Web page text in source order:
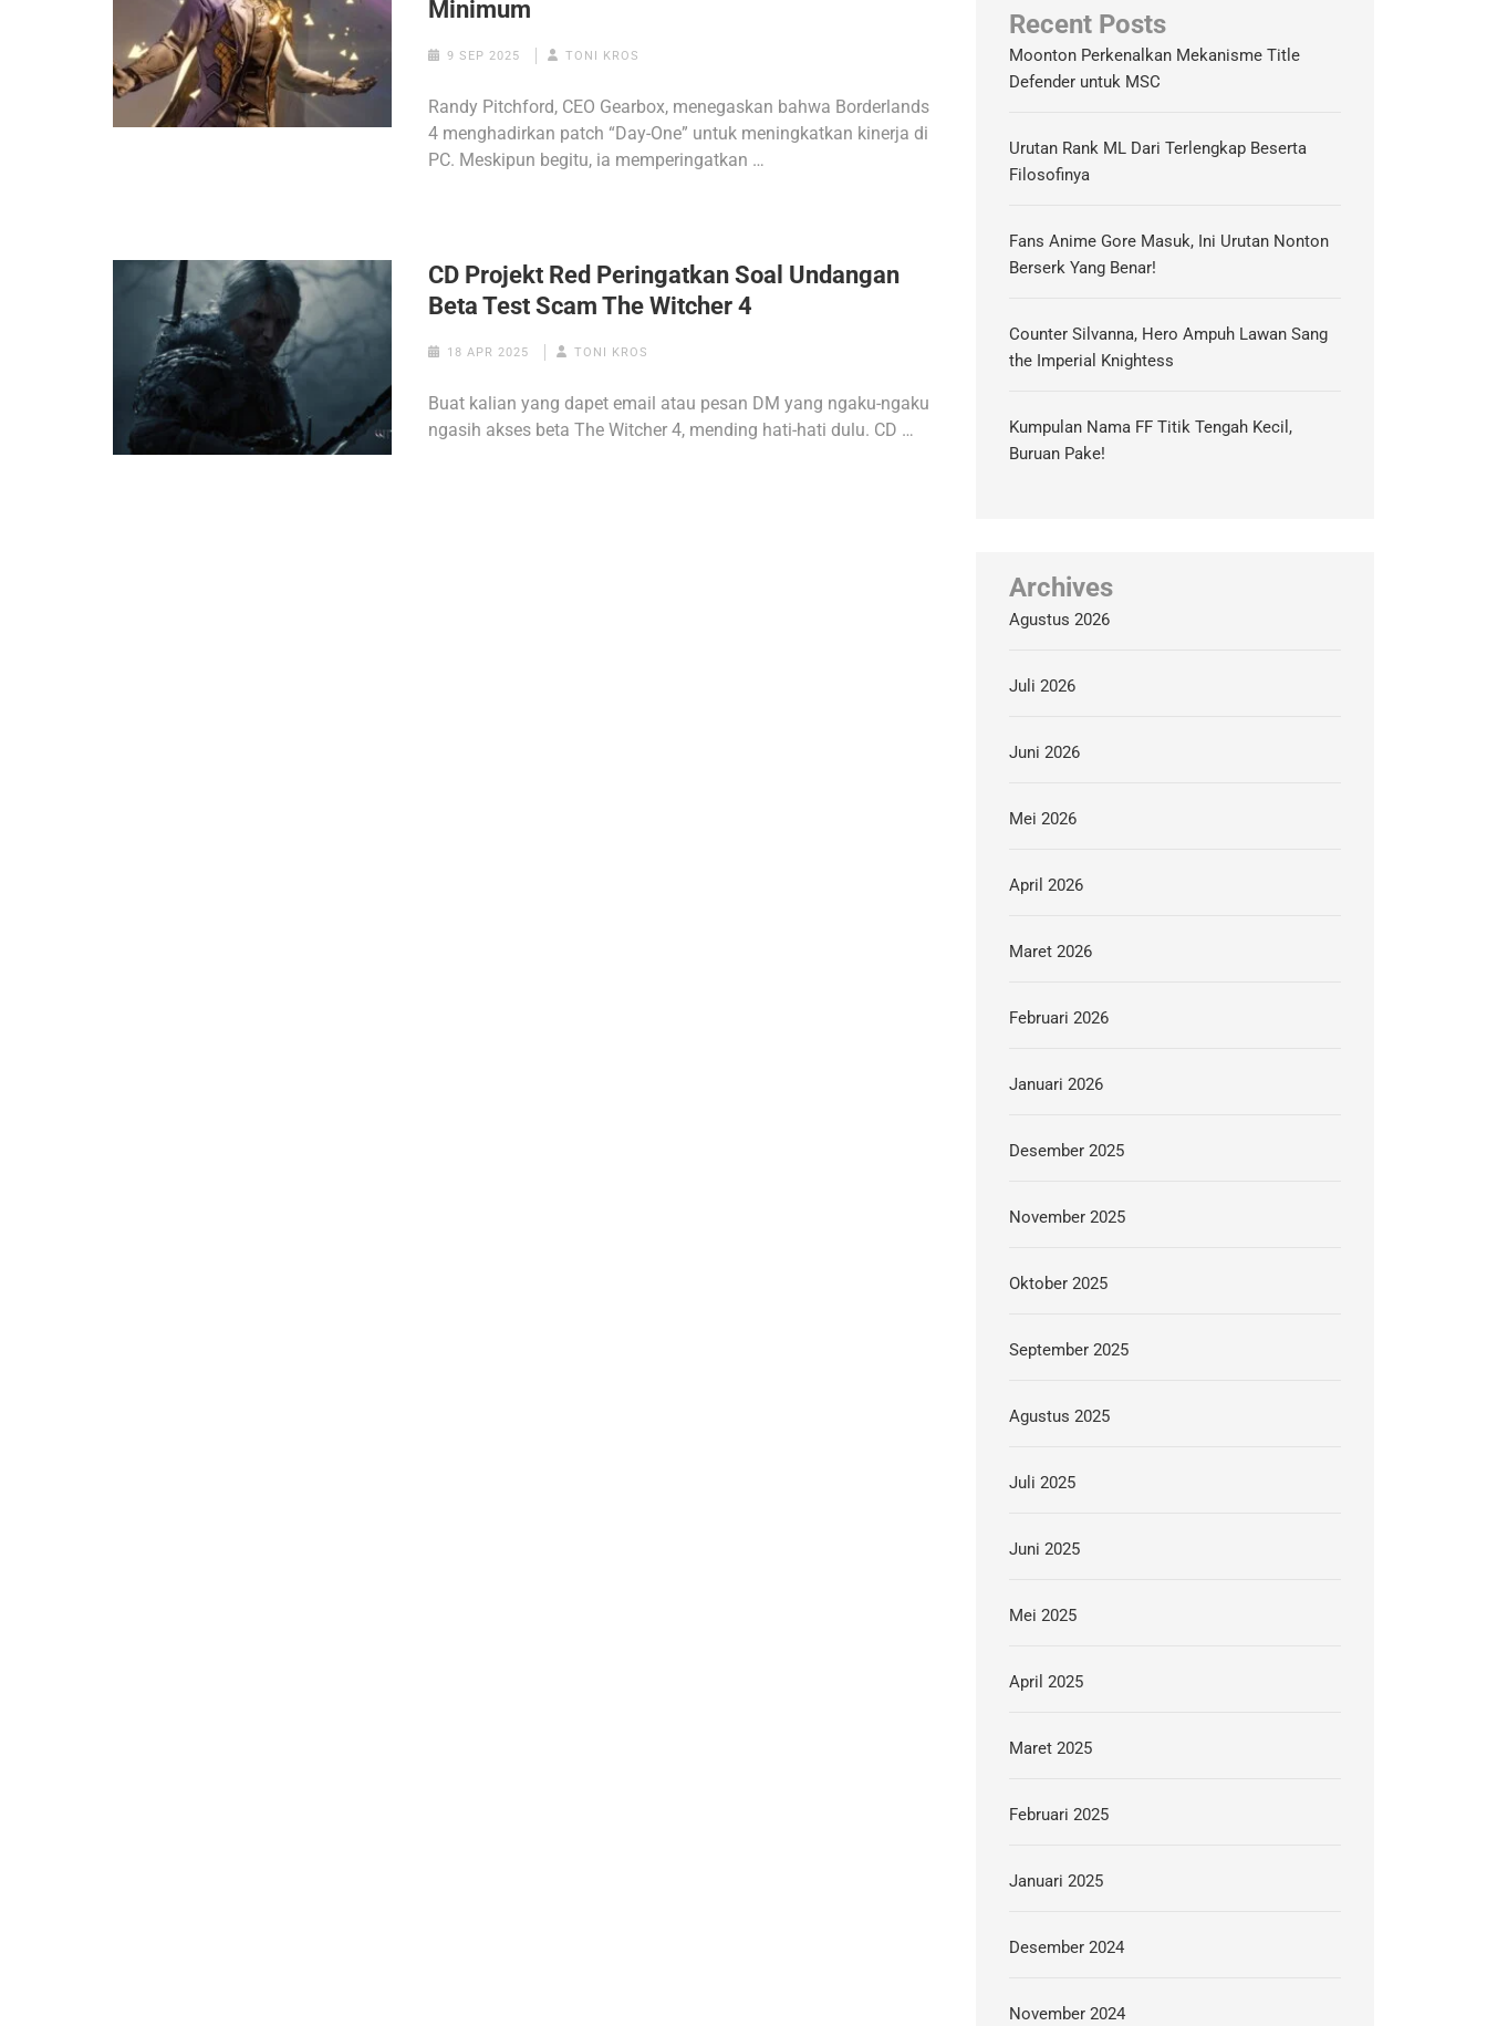
Minimum
9 SEP 2025 TONI KROS
Randy Pitchford, CEO Gearbox, menegaskan bahwa Borderlands
4 menghadirkan patch “Day-One” untuk meningkatkan kinerja di
PC. Meskipun begitu, ia memperingatkan …
CD Projekt Red Peringatkan Soal Undangan
Beta Test Scam The Witcher 4
18 APR 2025 TONI KROS
Buat kalian yang dapet email atau pesan DM yang ngaku-ngaku
ngasih akses beta The Witcher 4, mending hati-hati dulu. CD …
Recent Posts
Moonton Perkenalkan Mekanisme Title
Defender untuk MSC
Urutan Rank ML Dari Terlengkap Beserta
Filosofinya
Fans Anime Gore Masuk, Ini Urutan Nonton
Berserk Yang Benar!
Counter Silvanna, Hero Ampuh Lawan Sang
the Imperial Knightess
Kumpulan Nama FF Titik Tengah Kecil,
Buruan Pake!
Archives
Agustus 2026
Juli 2026
Juni 2026
Mei 2026
April 2026
Maret 2026
Februari 2026
Januari 2026
Desember 2025
November 2025
Oktober 2025
September 2025
Agustus 2025
Juli 2025
Juni 2025
Mei 2025
April 2025
Maret 2025
Februari 2025
Januari 2025
Desember 2024
November 2024